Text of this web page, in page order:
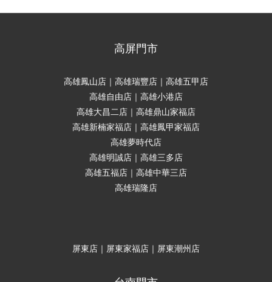
高屏門市
高雄鳳山店｜高雄瑞豐店｜高雄五甲店
高雄自由店｜高雄小港店
高雄大昌二店｜高雄鼎山家福店
高雄新楠家福店｜高雄鳳甲家福店
高雄夢時代店
高雄明誠店｜高雄三多店
高雄五福店｜高雄中華三店
高雄瑞隆店
屏東店｜屏東家福店｜屏東潮州店